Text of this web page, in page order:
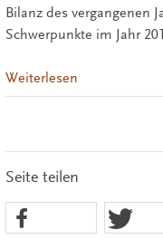
Bilanz des vergangenen
Schwerpunkte im Jahr
Weiterlesen
Seite teilen